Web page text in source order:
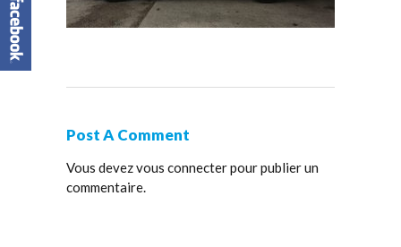
Post A Comment
Vous devezvous connecterpour publier un
commentaire.